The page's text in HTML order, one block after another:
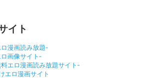
イト
漫画読み放題‐
画像サイト‐
エロ漫画読み放題サイト‐
エロ漫画サイト